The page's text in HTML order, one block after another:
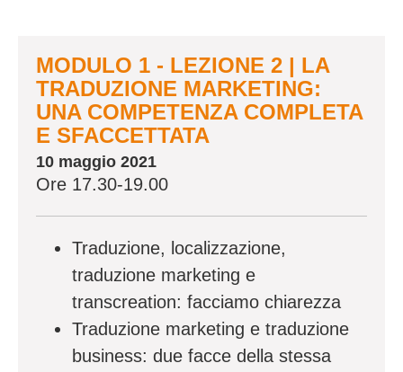
MODULO 1 - LEZIONE 2 | LA
TRADUZIONE MARKETING:
UNA COMPETENZA COMPLETA
E SFACCETTATA
10 maggio 2021
Ore 17.30-19.00
Traduzione, localizzazione,
traduzione marketing e
transcreation: facciamo chiarezza
Traduzione marketing e traduzione
business: due facce della stessa